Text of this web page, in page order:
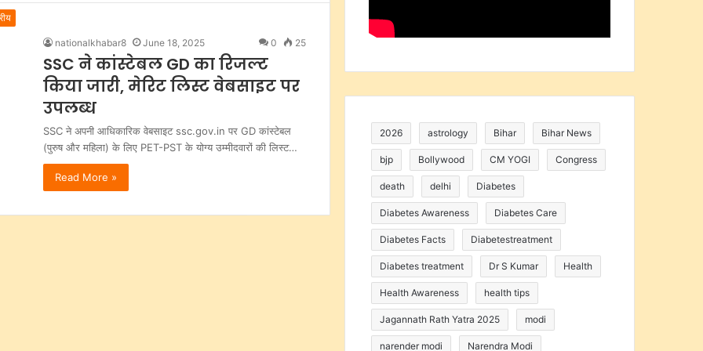
nationalkhabar8 June 18, 2025 0 25
SSC ने कांस्टेबल GD का रिजल्ट
किया जारी, मेरिट लिस्ट वेबसाइट पर
उपलब्ध
SSC ने अपनी आधिकारिक वेबसाइट ssc.gov.in पर GD कांस्टेबल
(पुरुष और महिला) के लिए PET-PST के योग्य उम्मीदवारों की लिस्ट…
Read More »
2026 astrology Bihar Bihar News
bjp Bollywood CM YOGI Congress
death delhi Diabetes
Diabetes Awareness Diabetes Care
Diabetes Facts Diabetestreatment
Diabetes treatment Dr S Kumar Health
Health Awareness health tips
Jagannath Rath Yatra 2025 modi
narender modi Narendra Modi